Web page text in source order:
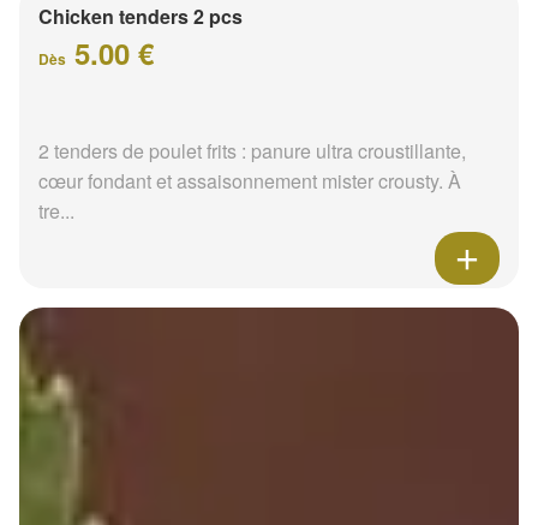
Chicken tenders 2 pcs
Dès 5.00 €
2 tenders de poulet frits : panure ultra croustillante,
cœur fondant et assaisonnement mister crousty. À
tre...